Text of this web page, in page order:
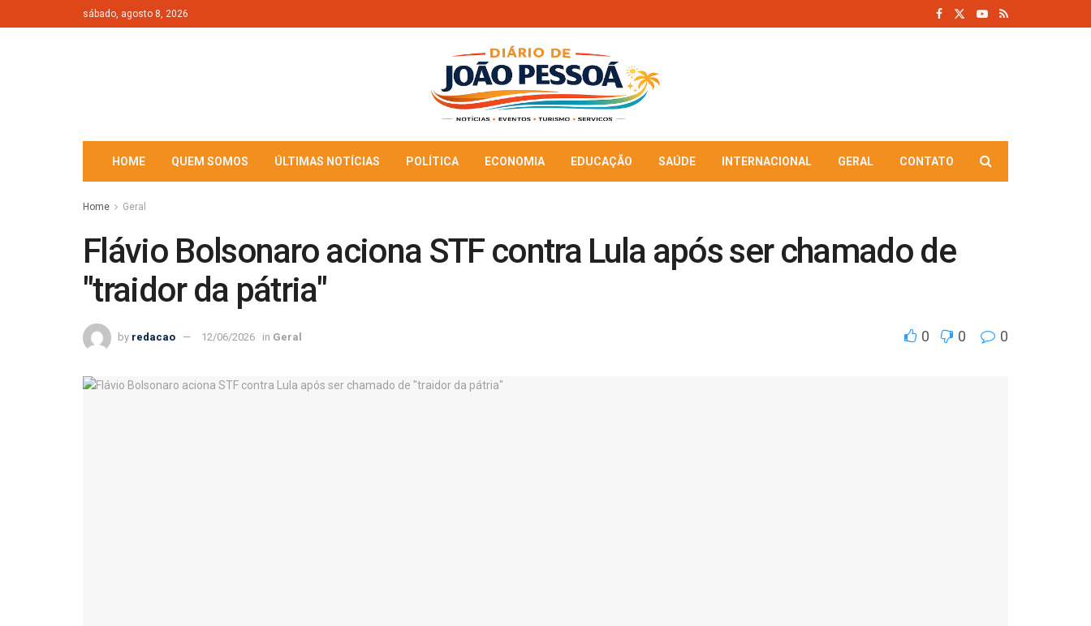
sábado, agosto 8, 2026
HOME QUEM SOMOS ÚLTIMAS NOTÍCIAS POLÍTICA ECONOMIA EDUCAÇÃO SAÚDE INTERNACIONAL GERAL CONTATO
Home Geral
Flávio Bolsonaro aciona STF contra Lula após ser chamado de
"traidor da pátria"
by redacao 12/06/2026 in Geral 0 0 0